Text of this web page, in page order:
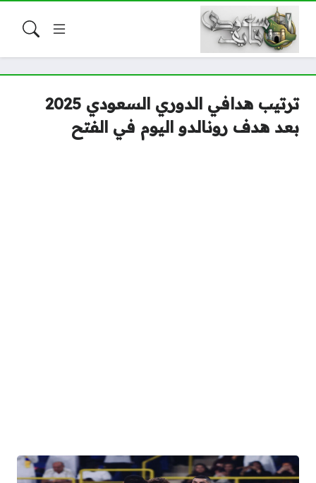
ترتيب هدافي الدوري السعودي 2025
بعد هدف رونالدو اليوم في الفتح